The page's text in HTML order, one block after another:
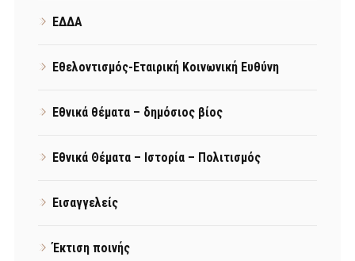
ΕΔΔΑ
Εθελοντισμός-Εταιρική Κοινωνική Ευθύνη
Εθνικά θέματα – δημόσιος βίος
Εθνικά Θέματα – Ιστορία – Πολιτισμός
Εισαγγελείς
Έκτιση ποινής